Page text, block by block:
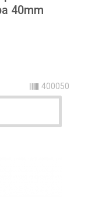
40mm
400050